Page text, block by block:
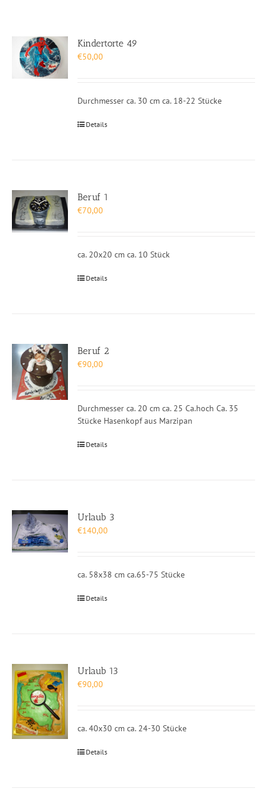
Kindertorte 49
€50,00
Durchmesser ca. 30 cm ca. 18-22 Stücke
Details
Beruf 1
€70,00
ca. 20x20 cm ca. 10 Stück
Details
Beruf 2
€90,00
Durchmesser ca. 20 cm ca. 25 Ca.hoch Ca. 35
Stücke Hasenkopf aus Marzipan
Details
Urlaub 3
€140,00
ca. 58x38 cm ca.65-75 Stücke
Details
Urlaub 13
€90,00
ca. 40x30 cm ca. 24-30 Stücke
Details